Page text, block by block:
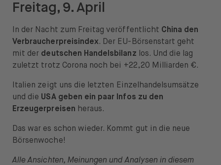
Freitag, 9. April
In der Nacht zum Freitag veröffentlicht China den
Verbraucherpreisindex. Der EU-Börsenstart geht
mit der deutschen Handelsbilanz los. Und die lag
zuletzt trotz Corona noch bei +22,20 Milliarden €.
Italien zeigt uns die letzten Einzelhandelsumsätze
und die USA geben ein paar Infos zu den
Erzeugerpreisen heraus.
Das war es schon wieder. Kommt gut in die neue
Börsenwoche!
Alle Ansichten, Meinungen und Analysen in diesem